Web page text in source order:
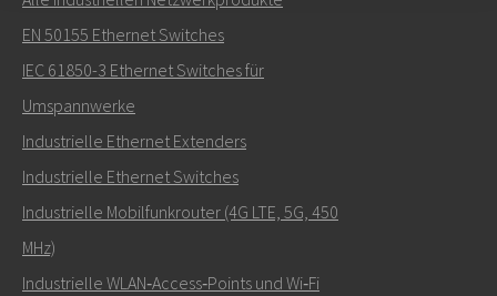
Senden Sie eine E-Mail an Nuri
Wie kann Nuri Sie kontaktieren?
EN 50155 Ethernet Switches
IEC 61850-3 Ethernet Switches für
Umspannwerke
Industrielle Ethernet Extenders
Industrielle Ethernet Switches
Industrielle Mobilfunkrouter (4G LTE, 5G, 450
MHz)
Industrielle WLAN‑Access‑Points und Wi‑Fi